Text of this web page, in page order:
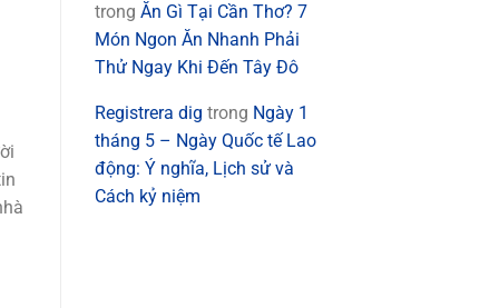
trong Ăn Gì Tại Cần Thơ? 7
Món Ngon Ăn Nhanh Phải
Thử Ngay Khi Đến Tây Đô
Registrera dig trong Ngày 1
tháng 5 – Ngày Quốc tế Lao
động: Ý nghĩa, Lịch sử và
Cách kỷ niệm